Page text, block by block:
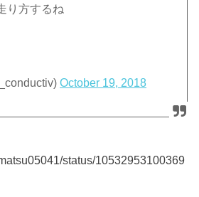
り方するね
October 19, 2018
status/10532953100369